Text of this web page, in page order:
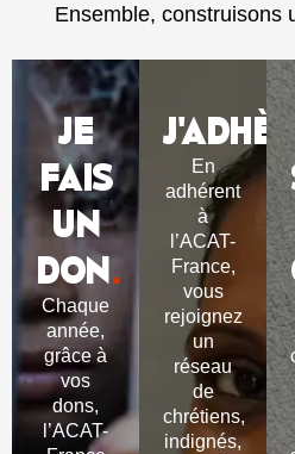
Ensemble, construisons
JE
FAIS
UN
DON.
Chaque
année,
grâce à
vos
dons,
l’ACAT-
En
adhérent
à
l’ACAT-
France,
vous
rejoignez
un
réseau
de
chrétiens,
indignés,